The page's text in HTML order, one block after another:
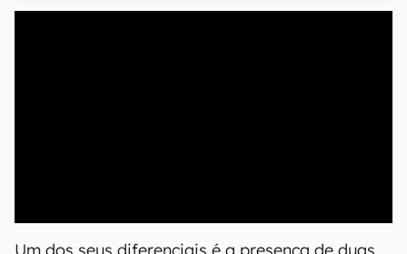
Um dos seus diferenciais é a presença de duas